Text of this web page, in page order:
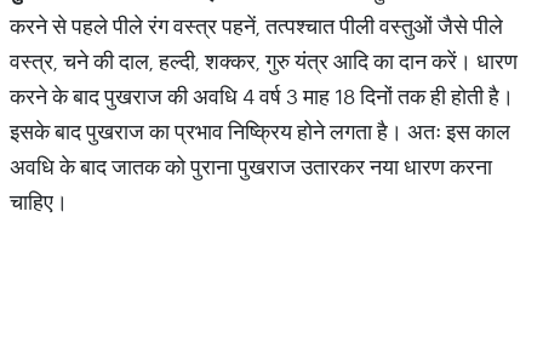
करने से पहले पीले रंग वस्त्र पहनें, तत्पश्चात पीली वस्तुओं जैसे पीले
वस्त्र, चने की दाल, हल्दी, शक्कर, गुरु यंत्र आदि का दान करें। धारण
करने के बाद पुखराज की अवधि 4 वर्ष 3 माह 18 दिनों तक ही होती है।
इसके बाद पुखराज का प्रभाव निष्क्रिय होने लगता है। अतः इस काल
अवधि के बाद जातक को पुराना पुखराज उतारकर नया धारण करना
चाहिए।